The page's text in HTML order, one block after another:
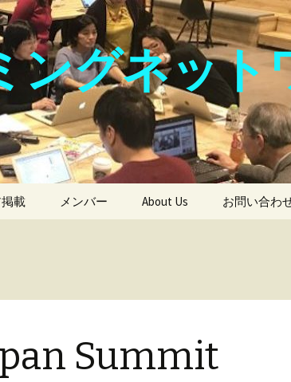
ングネット
載 メンバー About Us お問い合わ
Summit